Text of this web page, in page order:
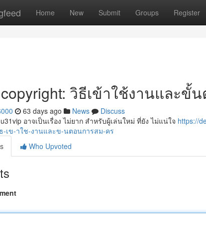
Home New Submit Groups Register
วิธีเข้าใช้งานและขั้
63 days ago News
Discuss
อาจเป็นเรื่อง ไม่ยาก สำหรับผู้เล่นใหม่ ที่ยัง ไม่แน่ใจ https://
-เข-าใช-งานและข-นตอนการสม-คร
Who Upvoted